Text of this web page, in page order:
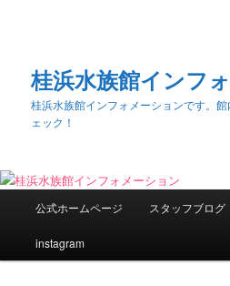
桂浜水族館インフ
桂浜水族館インフォメーションです。
ェック！
メ
メ
イ
サ
ブ
公式ホームページ スタッフブログ
instagram